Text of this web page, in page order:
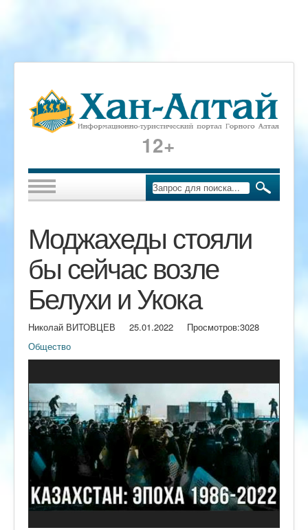
12+
Моджахеды стояли
бы сейчас возле
Белухи и Укока
Николай ВИТОВЦЕВ 25.01.2022 Просмотров:3028
Общество